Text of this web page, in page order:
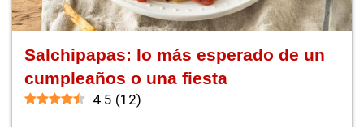
Salchipapas: lo más esperado de un
cumpleaños o una fiesta
4.5 (12)